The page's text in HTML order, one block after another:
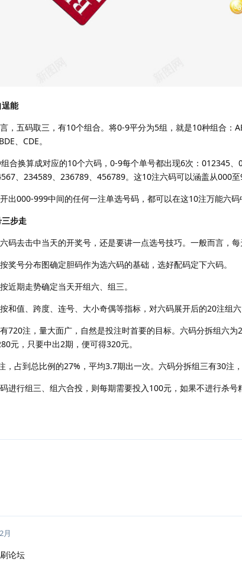
能
五码取三，有10个组合。将0-9平分为5组，就是10种组合：
、CDE。
换算成对应的10个六码，0-9每个单号都出现6次：012345、
、234589、236789、456789。这10注六码可以涵盖从000至
000-999中间的任何一注单选号码，都可以在这10注万能六码
步走
去击中当天的开奖号，还是要讲一点选号技巧。一般而言，每
号分布图确定胆码作为选六码的基础，选好配码定下六码。
期走势确定当天开组六、组三。
值、跨度、连号、大小奇偶等指标，对六码展开后的20注组六
注，量大面广，自然是投注时首要的目标。六码分拆组六为
元，只要中出2期，便可得320元。
占到总比例的27%，平均3.7期出一次。六码分拆组三有30注，
行组三、组六合投，则每期需要投入100元，如果不进行杀号
月
论坛